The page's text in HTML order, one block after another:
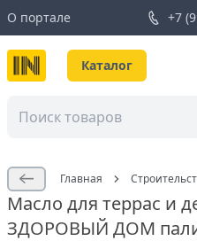
О портале +7
Каталог
Главная
Масло для террас и
ЗДОРОВЫЙ ДОМ